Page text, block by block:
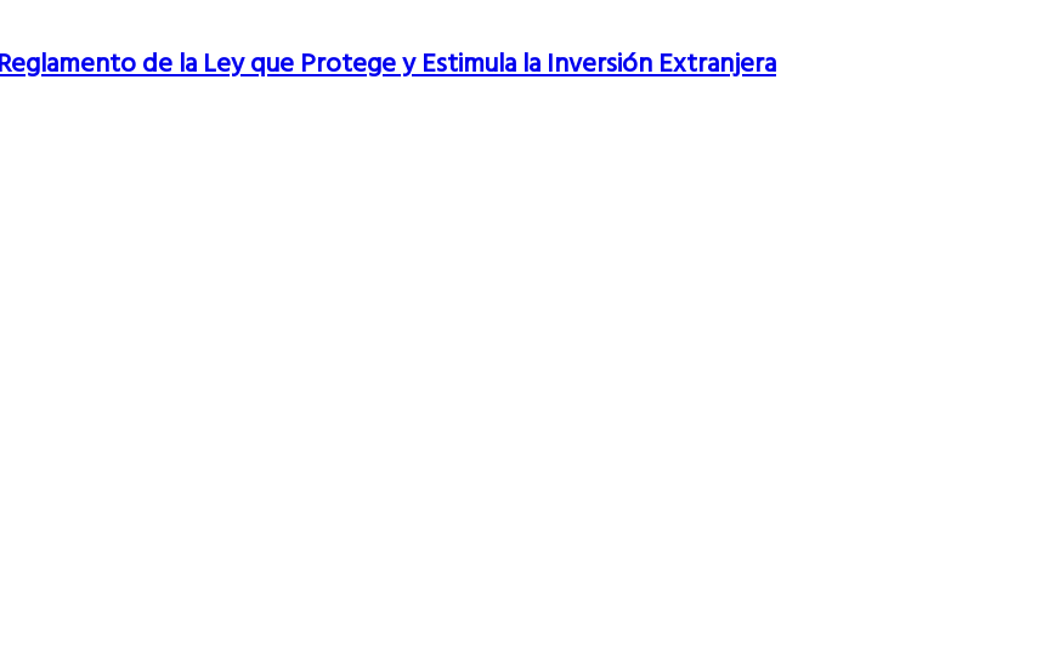
de la Ley que Protege y Estimula la Inversión Extranjera